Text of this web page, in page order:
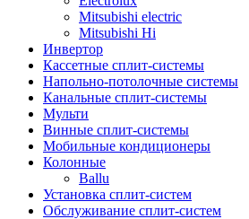
Mitsubishi electric
Mitsubishi Hi
Инвертор
Кассетные сплит-системы
Напольно-потолочные системы
Канальные сплит-системы
Мульти
Винные сплит-системы
Мобильные кондиционеры
Колонные
Ballu
Установка сплит-систем
Обслуживание сплит-систем